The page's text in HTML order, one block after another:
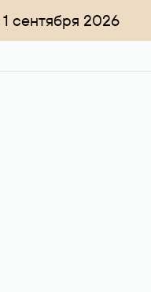
сентября 2026